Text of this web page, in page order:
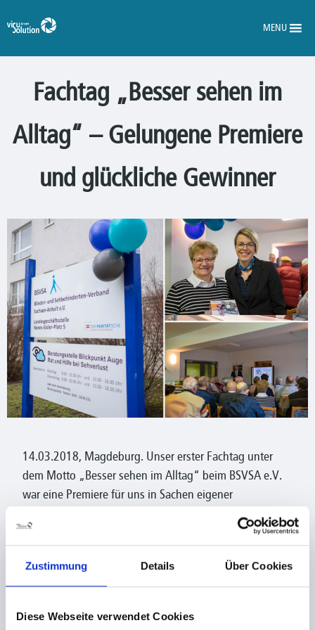
Zustimmung Details Über Cookies
Diese Webseite verwendet Cookies
MENU
Fachtag „Besser sehen im
Alltag“ – Gelungene Premiere
und glückliche Gewinner
14.03.2018, Magdeburg. Unser erster Fachtag unter
dem Motto „Besser sehen im Alltag“ beim BSVSA e.V.
war eine Premiere für uns in Sachen eigener
Hilfsmittelausstellung und deshalb umso spannender.
Gemeinsam mit Remm Augenoptik aus
Sehbehinderte aus und informierten über optische und
elektronische Sehhilfen. Bereits eine viertel Stunde vor